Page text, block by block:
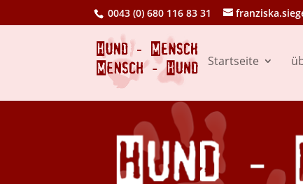
0043 (0) 680 116 83 31
Startseite